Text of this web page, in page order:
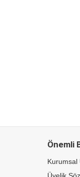
Önemli
Kurumsal
Üyelik